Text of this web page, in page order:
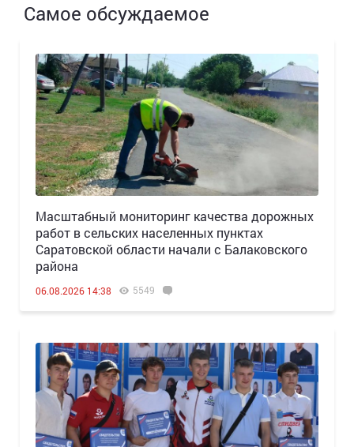
Самое обсуждаемое
Масштабный мониторинг качества дорожных
работ в сельских населенных пунктах
Саратовской области начали с Балаковского
района
06.08.2026 14:38 5549